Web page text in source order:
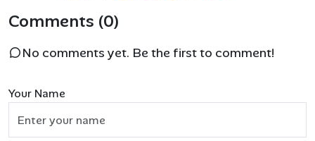
Comments (0)
No comments yet. Be the first to comment!
Your Name